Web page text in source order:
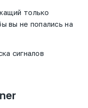
только
вы не попались на
сигналов